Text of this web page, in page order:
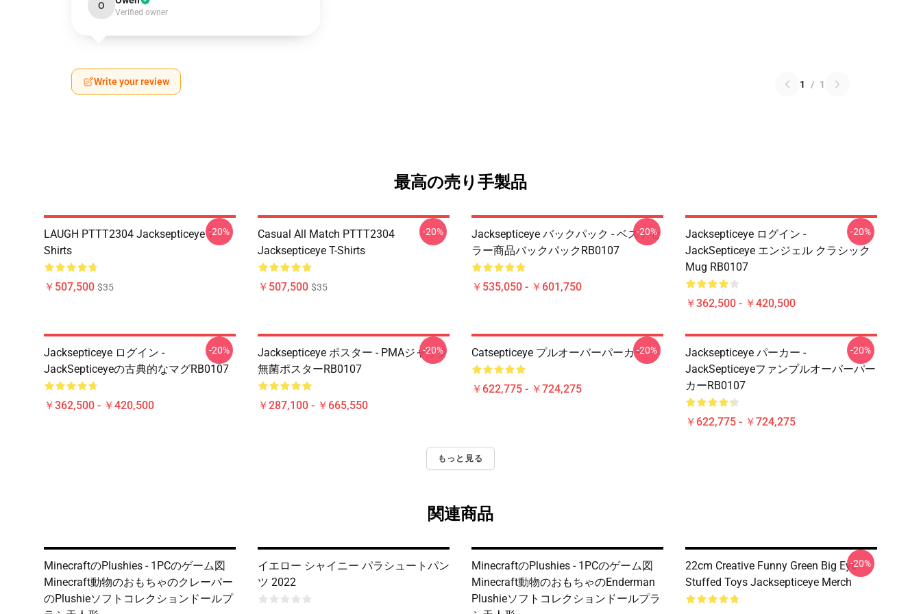
O
Verified owner
Write your review 1 / 1
最高の売り手製品
LAUGH PTTT2304 Jacksepticeye T-
Shirts
￥507,500 $35
-20%
Casual All Match PTTT2304
Jacksepticeye T-Shirts
￥507,500 $35
-20%
Jacksepticeye バックパック - ベストセ
ラー商品バックパックRB0107
￥535,050 - ￥601,750
-20%
Jacksepticeye ログイン -
JackSepticeye エンジェル クラシック
Mug RB0107
￥362,500 - ￥420,500
-20%
Jacksepticeye ログイン -
JackSepticeyeの古典的なマグRB0107
￥362,500 - ￥420,500
-20%
Jacksepticeye ポスター - PMAジャック
無菌ポスターRB0107
￥287,100 - ￥665,550
-20% Catsepticeye プルオーバーパーカー
￥622,775 - ￥724,275
-20%
Jacksepticeye パーカー -
JackSepticeyeファンプルオーバーパー
カーRB0107
￥622,775 - ￥724,275
-20%
もっと見る
関連商品
MinecraftのPlushies - 1PCのゲーム図
Minecraft動物のおもちゃのクレーパー
のPlushieソフトコレクションドールプ
イエロー シャイニー パラシュートパン
ツ 2022
MinecraftのPlushies - 1PCのゲーム図
Minecraft動物のおもちゃのEnderman
Plushieソフトコレクションドールプラ
22cm Creative Funny Green Big Eye
Stuffed Toys Jacksepticeye Merch
-20%